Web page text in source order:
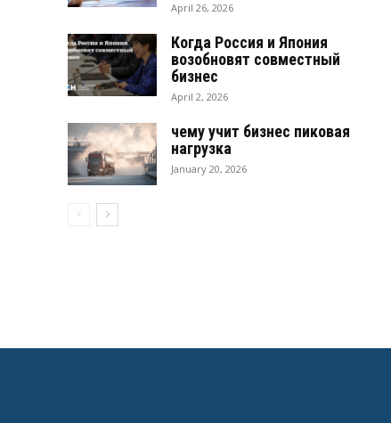
April 26, 2026
Когда Россия и Япония
возобновят совместный
бизнес
April 2, 2026
чему учит бизнес пиковая
нагрузка
January 20, 2026